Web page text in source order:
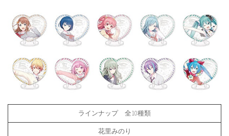
ラインナップ 全10種類
花里みのり